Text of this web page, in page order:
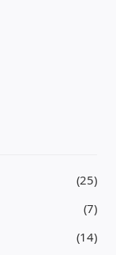
(25)
(7)
(14)